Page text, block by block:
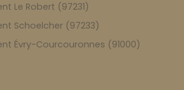
Le Robert (97231)
Schoelcher (97233)
Évry-Courcouronnes (91000)